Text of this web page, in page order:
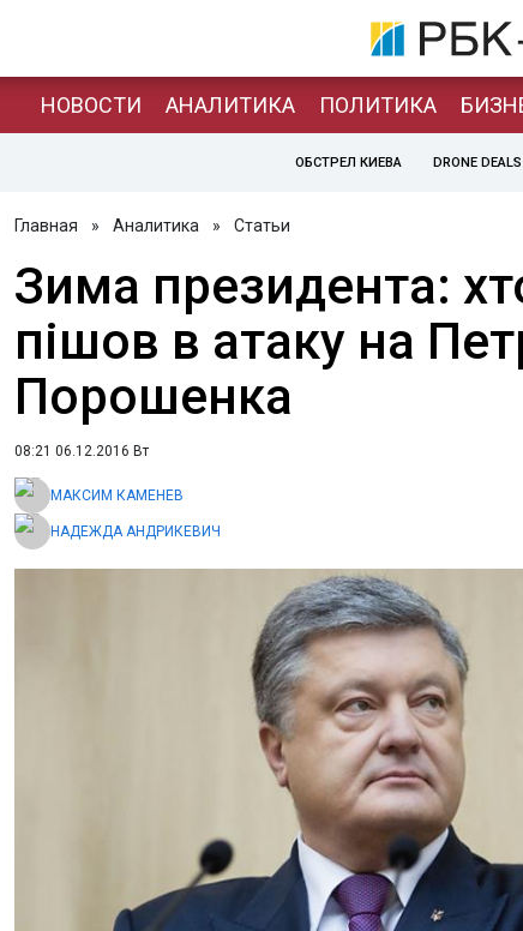
НОВОСТИ АНАЛИТИКА ПОЛИТИКА
ОБСТРЕЛ КИЕВА DRONE DEALS
Главная » Аналитика » Статьи
Зима президента:
пішов в атаку на
Порошенка
08:21 06.12.2016 Вт
МАКСИМ КАМЕНЕВ
НАДЕЖДА АНДРИКЕВИЧ